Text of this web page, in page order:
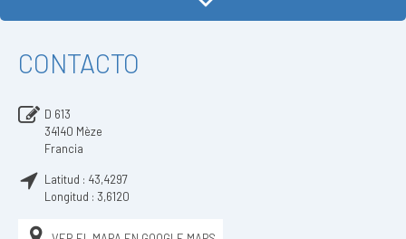
CONTACTO
D 613
34140 Mèze
Francia
Latitud : 43,4297
Longitud : 3,6120